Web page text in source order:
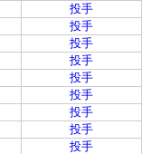
投手
投手
投手
投手
投手
投手
投手
投手
投手